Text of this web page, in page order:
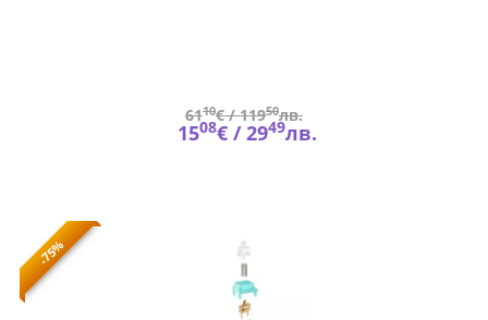
6110€ /11950лв.
1508€ /2949лв.
-75%